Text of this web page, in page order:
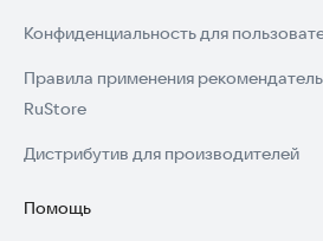
Конфиденциальность для
Правила применения
RuStore
Дистрибутив для производителей
Помощь